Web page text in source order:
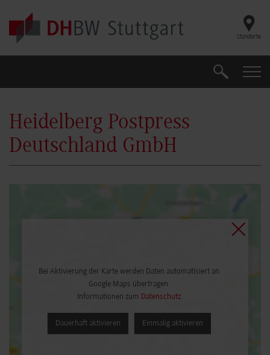
Skip to main content
Standorte
Suche
Heidelberg Postpress
Deutschland GmbH
Bei Aktivierung der Karte werden Daten automatisiert an
Google Maps übertragen.
Informationen zum Datenschutz
Dauerhaft aktivieren Einmalig aktivieren